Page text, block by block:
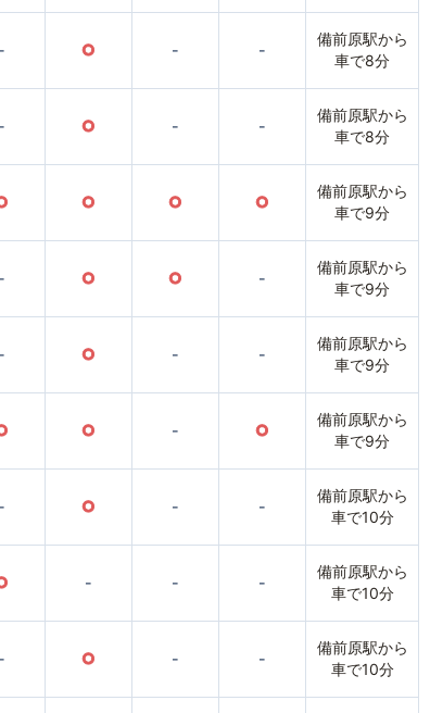
- ○ - -
備前原駅から
車で8分
- ○ - -
備前原駅から
車で8分
○ ○ ○
備前原駅から
車で9分
- ○ ○ -
備前原駅から
車で9分
- ○ - -
備前原駅から
車で9分
○ - ○
備前原駅から
車で9分
- ○ - -
備前原駅から
車で10分
- - -
備前原駅から
車で10分
- ○ - -
備前原駅から
車で10分